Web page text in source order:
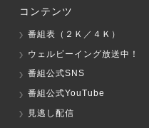
コンテンツ
番組表（２Ｋ／４Ｋ）
ウェルビーイング放送中！
番組公式SNS
番組公式YouTube
見逃し配信